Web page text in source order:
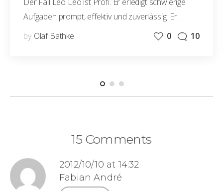
Aufgaben prompt, effektiv und zuverlässig. Er…
by Olaf Bathke 0 10
15 Comments
2012/10/10 at 14:32
Fabian André